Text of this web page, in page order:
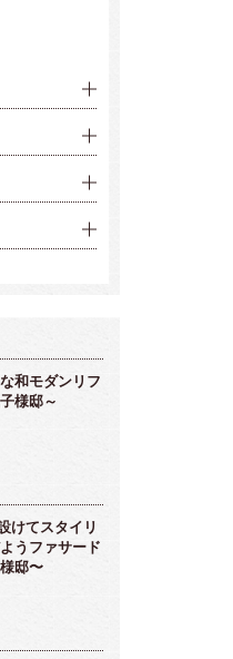
和モダンリフ
様邸～
けてスタイリ
うファサード
邸〜